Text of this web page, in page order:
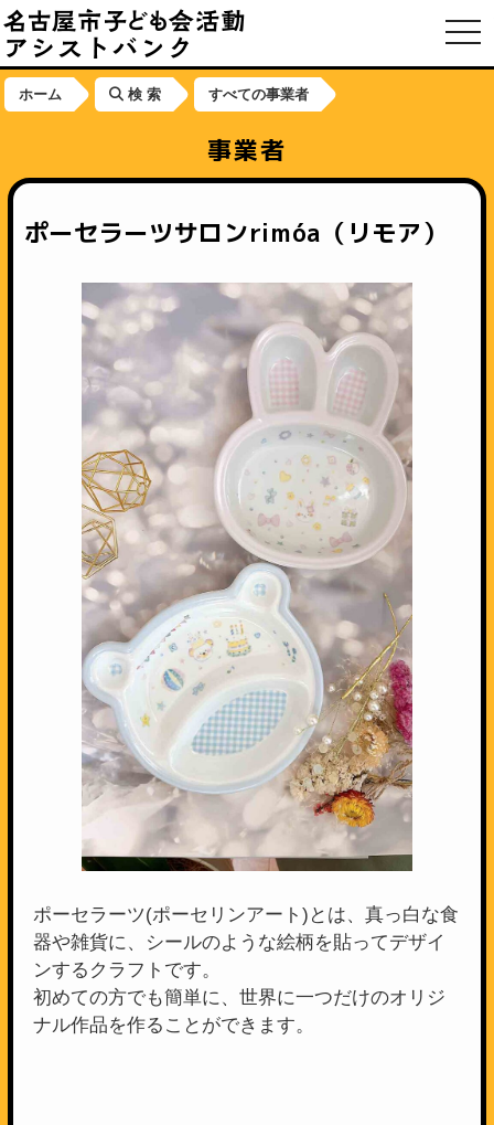
ホーム 検 索 すべての事業者
事業者
ポーセラーツサロンrimóa（リモア）
ポーセラーツ(ポーセリンアート)とは、真っ白な食
器や雑貨に、シールのような絵柄を貼ってデザイ
ンするクラフトです。
初めての方でも簡単に、世界に一つだけのオリジ
ナル作品を作ることができます。